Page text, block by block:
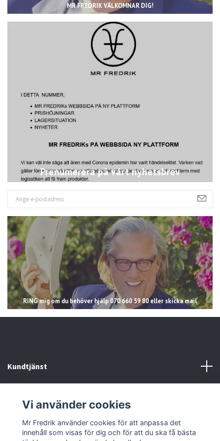
MR FREDRIK VÄLKOMNAR DIG!
Prenumerera på vårt nyhetsbrev
RING mig om du behöver hjälp 070 660 59 80 eller skicka mail
Kundtjänst
Sociala medier
Vi använder cookies
Mr Fredrik använder cookies för att anpassa det
innehåll som visas för dig och för att du ska få bästa